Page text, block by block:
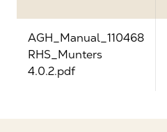
AGH_Manual_110468
RHS_Munters
4.0.2.pdf